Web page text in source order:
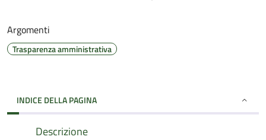
Argomenti
Trasparenza amministrativa
INDICE DELLA PAGINA
Descrizione